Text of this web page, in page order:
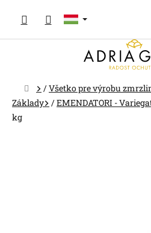
tartalomhoz
Kezdőlap
/Všetko pre výrobu
Základy
/EMENDATORI -
kg